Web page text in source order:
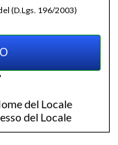
(D.Lgs. 196/2003)
del Locale
del Locale